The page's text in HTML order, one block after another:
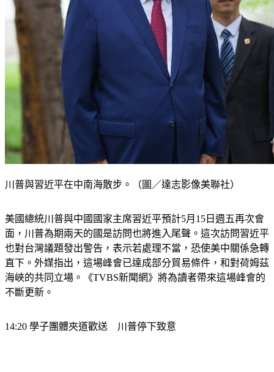
面，川普為期兩天的國是訪問也將進入尾聲。這次訪問習近平
也對台灣議題發出警告，表示若處理不當，恐使美中關係急轉
直下。外媒指出，這場峰會已達成部分貿易條件，和對荷姆茲
海峽的共同立場。《TVBS新聞網》將為讀者帶來這場峰會的
不斷更新。